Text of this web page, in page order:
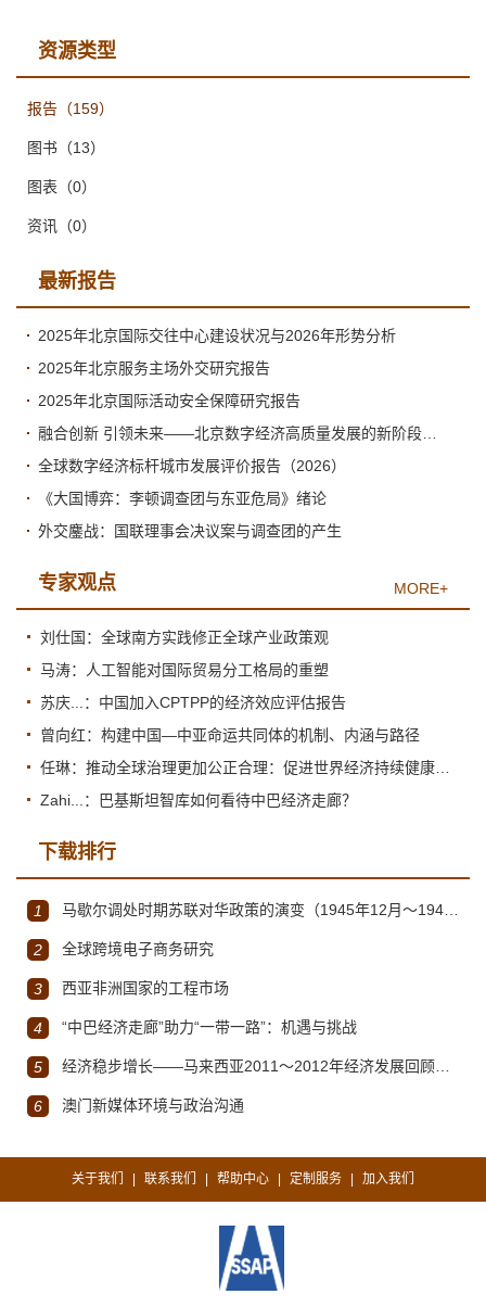
资源类型
报告 （159）
图书 （13）
图表 （0）
资讯 （0）
最新报告
2025年北京国际交往中心建设状况与2026年形势分析
2025年北京服务主场外交研究报告
2025年北京国际活动安全保障研究报告
全球数字经济标杆城市发展评价报告（2026）
《大国博弈：李顿调查团与东亚危局》绪论
外交鏖战：国联理事会决议案与调查团的产生
专家观点 MORE+
刘仕国：全球南方实践修正全球产业政策观
马涛：人工智能对国际贸易分工格局的重塑
苏庆...：中国加入CPTPP的经济效应评估报告
曾向红：构建中国—中亚命运共同体的机制、内涵与路径
Zahi...：巴基斯坦智库如何看待中巴经济走廊？
下载排行
1 马歇尔调处时期苏联对华政策的演变（1945年12月～1947年1月）
2 全球跨境电子商务研究
3 西亚非洲国家的工程市场
4 “中巴经济走廊”助力“一带一路”：机遇与挑战
5 经济稳步增长——马来西亚2011～2012年经济发展回顾与展望
6 澳门新媒体环境与政治沟通
关于我们 联系我们 帮助中心 定制服务 加入我们